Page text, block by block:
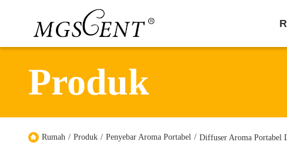
Produk
Rumah / Produk / Penyebar Aroma Portabel / Diffuser Aroma Portabel